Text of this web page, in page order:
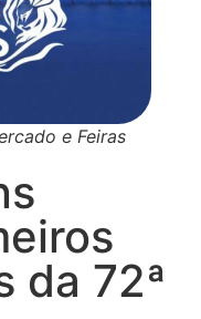
e Feiras
da 72ª